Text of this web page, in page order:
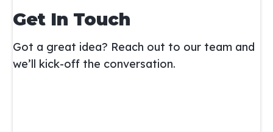
Get In Touch
Got a great idea? Reach out to our team and
we’ll kick-off the conversation.